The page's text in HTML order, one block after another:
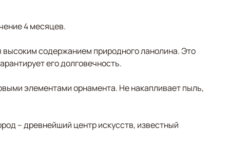
4 месяцев.
содержанием природного ланолина. Это
его долговечность.
элементами орнамента. Не накапливает пыль,
– древнейший центр искусств, известный